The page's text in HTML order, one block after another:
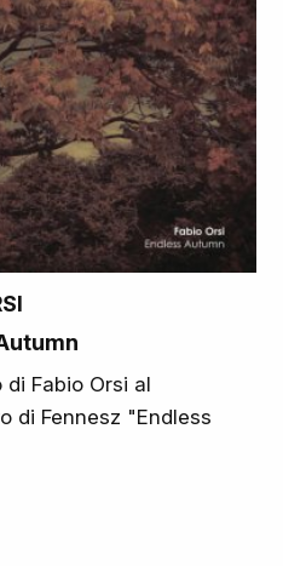
di Fabio Orsi al
di Fennesz "Endless